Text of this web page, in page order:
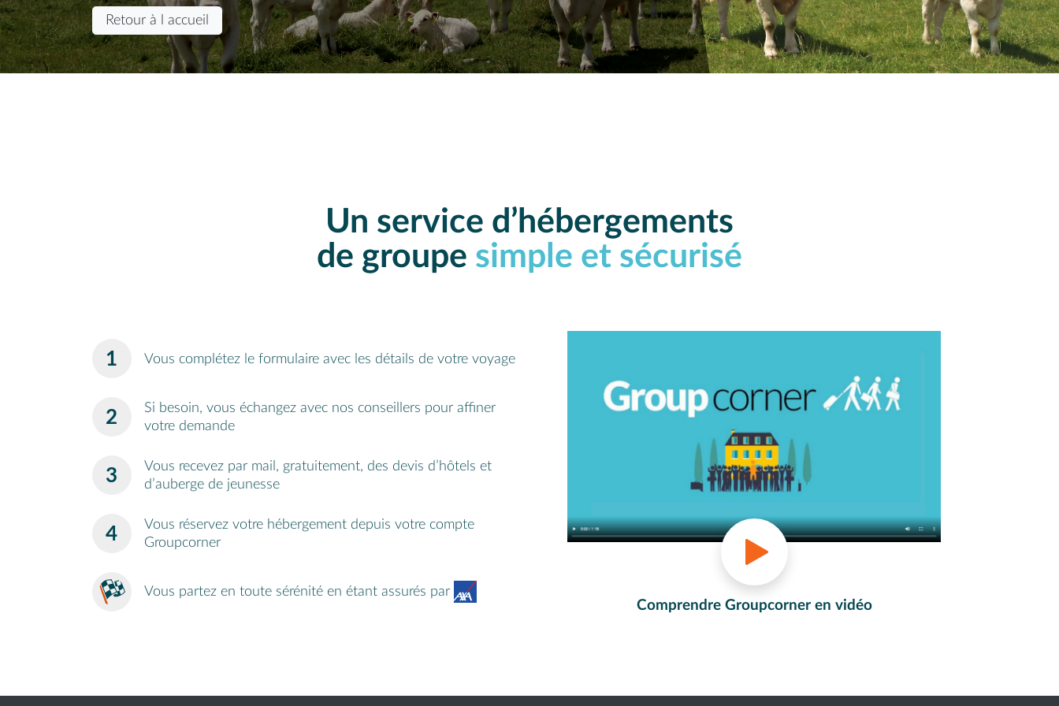
Retour à l accueil
Un service d’hébergements
de groupe simple et sécurisé
Vous complétez le formulaire avec les détails de votre voyage
Si besoin, vous échangez avec nos conseillers pour affiner
votre demande
Vous recevez par mail, gratuitement, des devis d’hôtels et
d’auberge de jeunesse
Vous réservez votre hébergement depuis votre compte
Groupcorner
Vous partez en toute sérénité en étant assurés par
Comprendre Groupcorner en vidéo